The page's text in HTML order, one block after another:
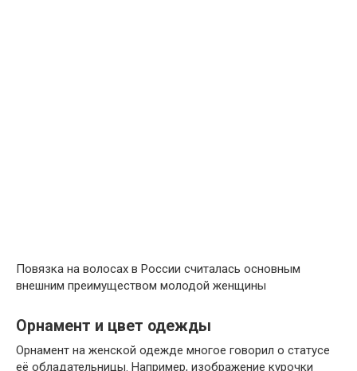
Повязка на волосах в России считалась основным
внешним преимуществом молодой женщины
Орнамент и цвет одежды
Орнамент на женской одежде многое говорил о статусе
её обладательницы. Например, изображение курочки